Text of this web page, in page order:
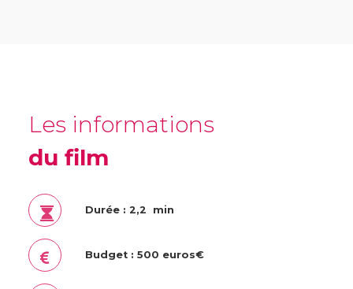
Les informations
du film
Durée : 2,2 min
Budget : 500 euros€